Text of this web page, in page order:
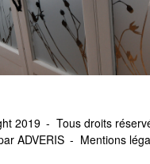
2019
Tous droits
ADVERIS
Mentions